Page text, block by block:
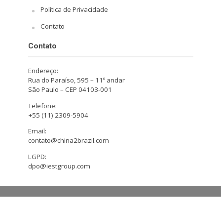
Política de Privacidade
Contato
Contato
Endereço:
Rua do Paraíso, 595 – 11º andar
São Paulo – CEP 04103-001
Telefone:
+55 (11) 2309-5904
Email:
contato@china2brazil.com
LGPD:
dpo@iestgroup.com